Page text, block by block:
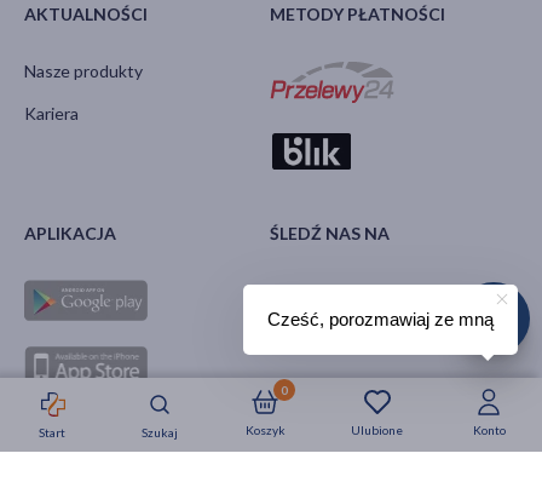
Strefa okazji Nowości Krótkie daty
Start Szukaj Ulubione
Koszyk
0
Konto
AKTUALNOŚCI
Nasze produkty
Kariera
METODY PŁATNOŚCI
APLIKACJA ŚLEDŹ NAS NA
Cześć, porozmawiaj ze mną